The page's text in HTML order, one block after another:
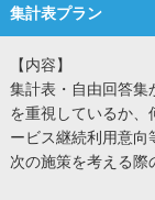
集計表プラン
【内容】
集計表・自由回答集
を重視しているか
ービス継続利用意向
次の施策を考える際